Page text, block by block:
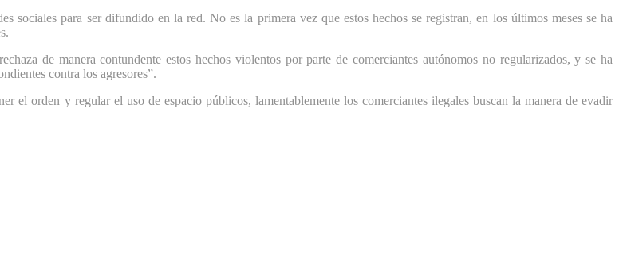
para ser difundido en la red. No es la primera vez que estos hechos se registran, en los últimos meses se ha
de manera contundente estos hechos violentos por parte de comerciantes autónomos no regularizados, y se ha
contra los agresores”.
el orden y regular el uso de espacio públicos, lamentablemente los comerciantes ilegales buscan la manera de evadir